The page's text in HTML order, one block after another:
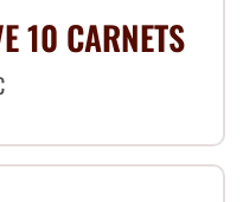
10 CARNETS